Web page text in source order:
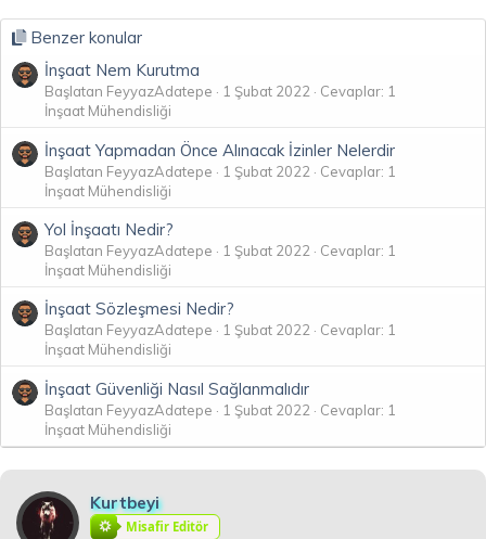
Benzer konular
İnşaat Nem Kurutma
Başlatan FeyyazAdatepe 1 Şubat 2022
Cevaplar: 1
İnşaat Mühendisliği
İnşaat Yapmadan Önce Alınacak İzinler Nelerdir
Başlatan FeyyazAdatepe 1 Şubat 2022
Cevaplar: 1
İnşaat Mühendisliği
Yol İnşaatı Nedir?
Başlatan FeyyazAdatepe 1 Şubat 2022
Cevaplar: 1
İnşaat Mühendisliği
İnşaat Sözleşmesi Nedir?
Başlatan FeyyazAdatepe 1 Şubat 2022
Cevaplar: 1
İnşaat Mühendisliği
İnşaat Güvenliği Nasıl Sağlanmalıdır
Başlatan FeyyazAdatepe 1 Şubat 2022
Cevaplar: 1
İnşaat Mühendisliği
Kurtbeyi
Misafir Editör